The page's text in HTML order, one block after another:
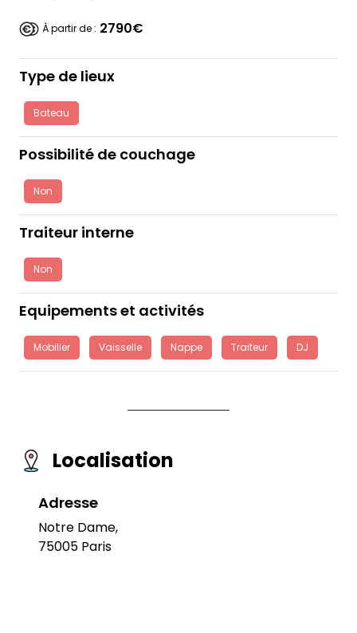
À partir de : 2790€
Type de lieux
Bateau
Possibilité de couchage
Non
Traiteur interne
Non
Equipements et activités
Mobilier Vaisselle Nappe Traiteur DJ
Localisation
Adresse
Notre Dame,
75005 Paris